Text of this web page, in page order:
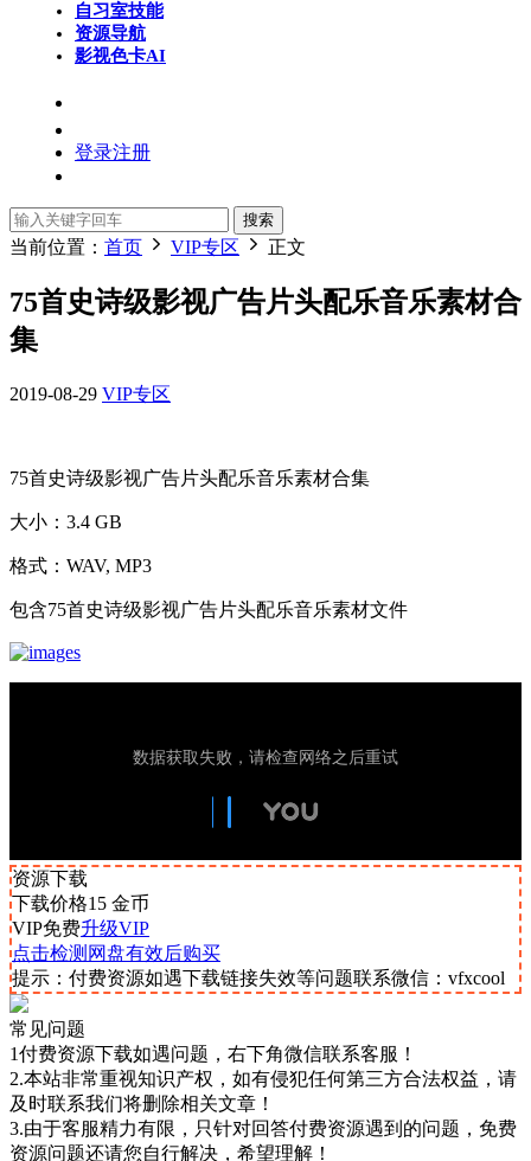
自习室技能
资源导航
影视色卡AI
登录注册
搜索
当前位置： 首页 VIP专区 正文
75首史诗级影视广告片头配乐音乐素材合
集
2019-08-29 VIP专区
75首史诗级影视广告片头配乐音乐素材合集
大小： 3.4 GB
格式：WAV, MP3
包含75首史诗级影视广告片头配乐音乐素材文件
资源下载
下载价格15 金币
VIP免费升级VIP
点击检测网盘有效后购买
提示：付费资源如遇下载链接失效等问题联系微信：vfxcool
常见问题
1付费资源下载如遇问题，右下角微信联系客服！
2.本站非常重视知识产权，如有侵犯任何第三方合法权益，请
及时联系我们将删除相关文章！
3.由于客服精力有限，只针对回答付费资源遇到的问题，免费
资源问题还请您自行解决，希望理解！